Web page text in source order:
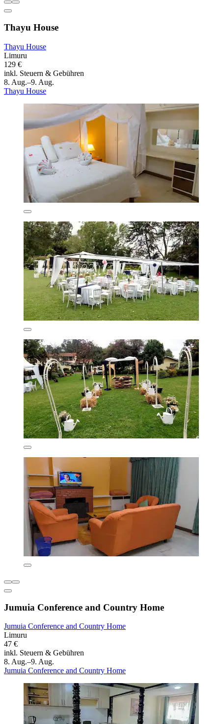
Thayu House
Thayu House
Limuru
129 €
inkl. Steuern & Gebühren
8. Aug.–9. Aug.
Thayu House
Jumuia Conference and Country Home
Jumuia Conference and Country Home
Limuru
47 €
inkl. Steuern & Gebühren
8. Aug.–9. Aug.
Jumuia Conference and Country Home